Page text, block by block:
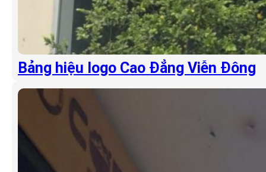
Bảng hiệu logo Cao Đẳng Viễn Đông